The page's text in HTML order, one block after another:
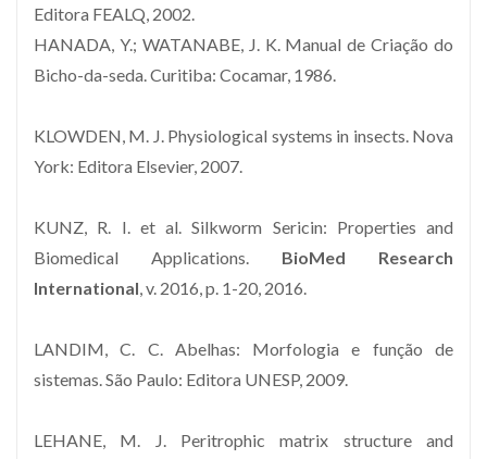
Editora FEALQ, 2002.
HANADA, Y.; WATANABE, J. K. Manual de Criação do
Bicho-da-seda. Curitiba: Cocamar, 1986.
KLOWDEN, M. J. Physiological systems in insects. Nova
York: Editora Elsevier, 2007.
KUNZ, R. I. et al. Silkworm Sericin: Properties and
Biomedical Applications. BioMed Research
International, v. 2016, p. 1-20, 2016.
LANDIM, C. C. Abelhas: Morfologia e função de
sistemas. São Paulo: Editora UNESP, 2009.
LEHANE, M. J. Peritrophic matrix structure and